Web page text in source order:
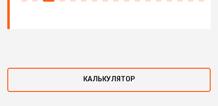
КАЛЬКУЛЯТОР